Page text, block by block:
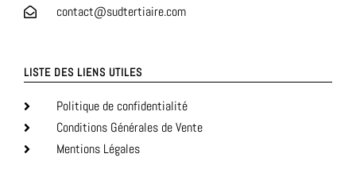
contact@sudtertiaire.com
LISTE DES LIENS UTILES
Politique de confidentialité
Conditions Générales de Vente
Mentions Légales